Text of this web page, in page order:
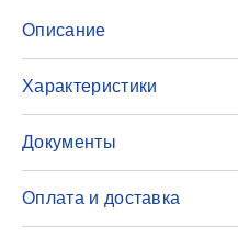
Описание
Характеристики
Документы
Оплата и доставка